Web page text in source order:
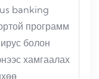
banking
программ
болон
хамгаалах